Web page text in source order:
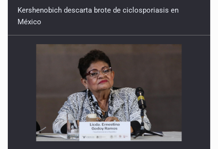
Kershenobich descarta brote de ciclosporiasis en
México